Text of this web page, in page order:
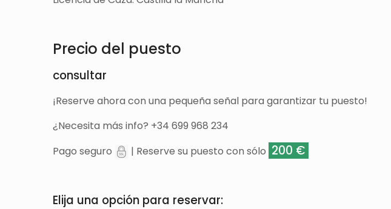
Precio del puesto
consultar
¡Reserve ahora con una pequeña señal para garantizar tu puesto!
¿Necesita más info? +34 699 968 234
Pago seguro
| Reserve su puesto con sólo 200 €
Elija una opción para reservar: